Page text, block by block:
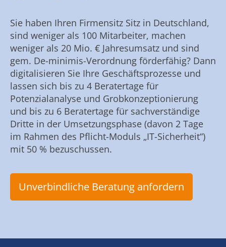
Sie haben Ihren Firmensitz Sitz in Deutschland,
sind weniger als 100 Mitarbeiter, machen
weniger als 20 Mio. € Jahresumsatz und sind
gem. De-minimis-Verordnung förderfähig? Dann
digitalisieren Sie Ihre Geschäftsprozesse und
lassen sich bis zu 4 Beratertage für
Potenzialanalyse und Grobkonzeptionierung
und bis zu 6 Beratertage für sachverständige
Dritte in der Umsetzungsphase (davon 2 Tage
im Rahmen des Pflicht-Moduls „IT-Sicherheit“)
mit 50 % bezuschussen.
Unverbindliche Beratung anfordern